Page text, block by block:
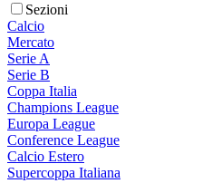
Sezioni
Calcio
Mercato
Serie A
Serie B
Coppa Italia
Champions League
Europa League
Conference League
Calcio Estero
Supercoppa Italiana